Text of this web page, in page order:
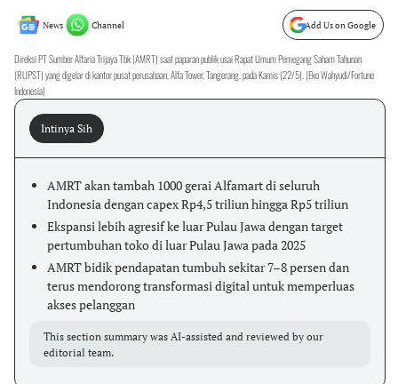
News Channel Add Us on Google
Direksi PT Sumber Alfaria Trijaya Tbk (AMRT) saat paparan publik usai Rapat Umum Pemegang Saham Tahunan
(RUPST) yang digelar di kantor pusat perusahaan, Alfa Tower, Tangerang, pada Kamis (22/5). (Eko Wahyudi/Fortune
Indonesia)
Intinya Sih
AMRT akan tambah 1000 gerai Alfamart di seluruh
Indonesia dengan capex Rp4,5 triliun hingga Rp5 triliun
Ekspansi lebih agresif ke luar Pulau Jawa dengan target
pertumbuhan toko di luar Pulau Jawa pada 2025
AMRT bidik pendapatan tumbuh sekitar 7–8 persen dan
terus mendorong transformasi digital untuk memperluas
akses pelanggan
This section summary was AI-assisted and reviewed by our
editorial team.